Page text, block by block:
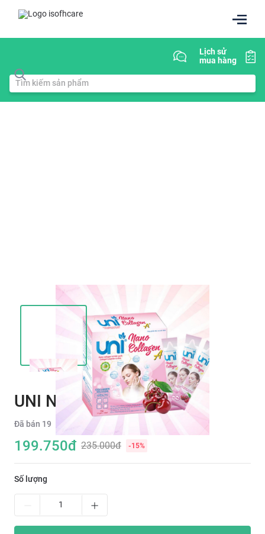
Lịch sử
mua hàng
UNI NANO COLLAGEN A+
Đã bán 19
199.750đ 235.000đ -15%
Số lượng